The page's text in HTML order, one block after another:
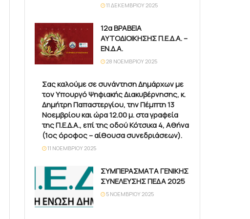
11 ΔΕΚΕΜΒΡΊΟΥ 2025
12α ΒΡΑΒΕΙΑ
ΑΥΤΟΔΙΟΙΚΗΣΗΣ Π.Ε.Δ.Α. –
ΕΝ.Δ.Α.
28 ΝΟΕΜΒΡΊΟΥ 2025
Σας καλούμε σε συνάντηση Δημάρχων με
τον Υπουργό Ψηφιακής Διακυβέρνησης, κ.
Δημήτρη Παπαστεργίου, την Πέμπτη 13
Νοεμβρίου και ώρα 12.00 μ. στα γραφεία
της Π.Ε.Δ.Α., επί της οδού Κότσικα 4, Αθήνα
(1ος όροφος – αίθουσα συνεδριάσεων).
11 ΝΟΕΜΒΡΊΟΥ 2025
ΣΥΜΠΕΡΑΣΜΑΤΑ ΓΕΝΙΚΗΣ
ΣΥΝΕΛΕΥΣΗΣ ΠΕΔΑ 2025
5 ΝΟΕΜΒΡΊΟΥ 2025